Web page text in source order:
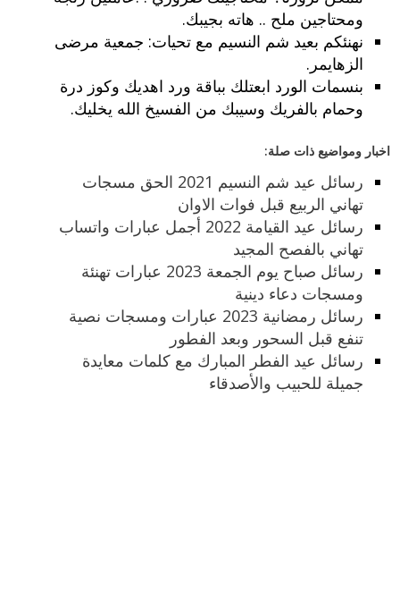
ومحتاجين ملح .. هاته بجيبك.
نهنئكم بعيد شم النسيم مع تحيات: جمعية مرضى
الزهايمر.
بنسمات الورد ابعتلك بباقة ورد اهديك وكوز درة
وحمام بالفريك وسيبك من الفسيخ الله يخليك.
اخبار ومواضيع ذات صلة:
رسائل عيد شم النسيم 2021 الحق مسجات
تهاني الربيع قبل فوات الاوان
رسائل عيد القيامة 2022 أجمل عبارات واتساب
تهاني بالفصح المجيد
رسائل صباح يوم الجمعة 2023 عبارات تهنئة
ومسجات دعاء دينية
رسائل رمضانية 2023 عبارات ومسجات نصية
تنفع قبل السحور وبعد الفطور
رسائل عيد الفطر المبارك مع كلمات معايدة
جميلة للحبيب والأصدقاء